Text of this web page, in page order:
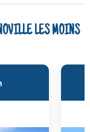
LES MOINS